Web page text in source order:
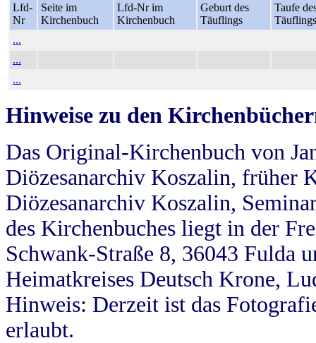
Lfd-
Nr
Seite im
Kirchenbuch
Lfd-Nr im
Kirchenbuch
Geburt des
Täuflings
Taufe
Täuflings
...
...
...
Hinweise zu den
Das Original-Kirchenbuch von
Diözesanarchiv Koszalin, früher
Diözesanarchiv Koszalin,
des Kirchenbuches liegt in der
Schwank-Straße 8, 36043 Fulda
Heimatkreises Deutsch Krone,
Hinweis: Derzeit ist das
erlaubt.